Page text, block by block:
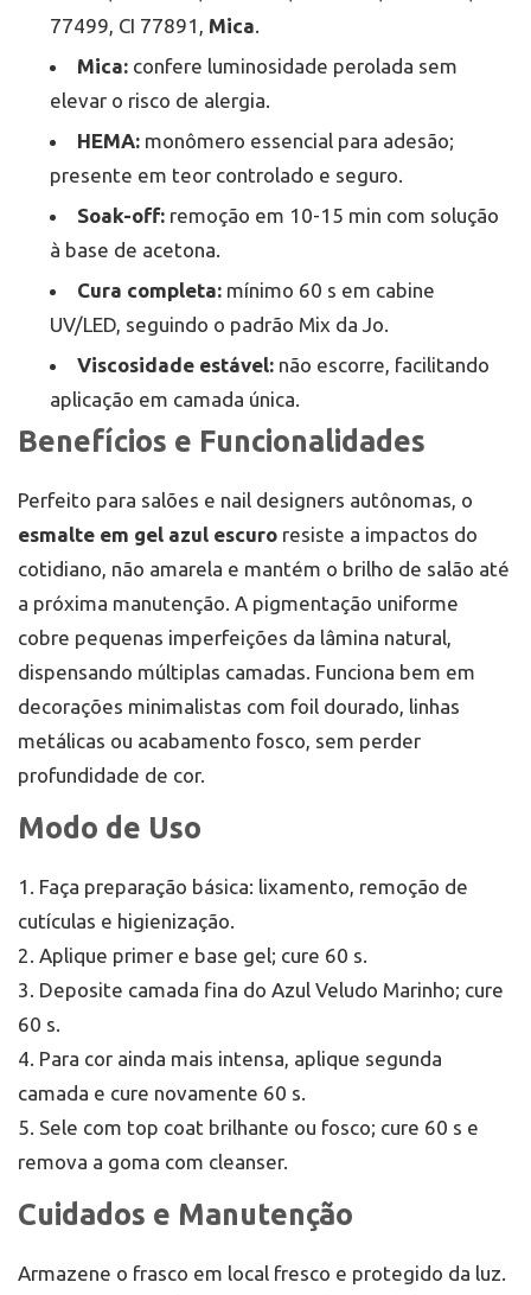
77499, CI 77891, Mica.
Mica: confere luminosidade perolada sem
elevar o risco de alergia.
HEMA: monômero essencial para adesão;
presente em teor controlado e seguro.
Soak-off: remoção em 10-15 min com solução
à base de acetona.
Cura completa: mínimo 60 s em cabine
UV/LED, seguindo o padrão Mix da Jo.
Viscosidade estável: não escorre, facilitando
aplicação em camada única.
Benefícios e Funcionalidades
Perfeito para salões e nail designers autônomas, o
esmalte em gel azul escuro resiste a impactos do
cotidiano, não amarela e mantém o brilho de salão até
a próxima manutenção. A pigmentação uniforme
cobre pequenas imperfeições da lâmina natural,
dispensando múltiplas camadas. Funciona bem em
decorações minimalistas com foil dourado, linhas
metálicas ou acabamento fosco, sem perder
profundidade de cor.
Modo de Uso
1. Faça preparação básica: lixamento, remoção de
cutículas e higienização.
2. Aplique primer e base gel; cure 60 s.
3. Deposite camada fina do Azul Veludo Marinho; cure
60 s.
4. Para cor ainda mais intensa, aplique segunda
camada e cure novamente 60 s.
5. Sele com top coat brilhante ou fosco; cure 60 s e
remova a goma com cleanser.
Cuidados e Manutenção
Armazene o frasco em local fresco e protegido da luz.